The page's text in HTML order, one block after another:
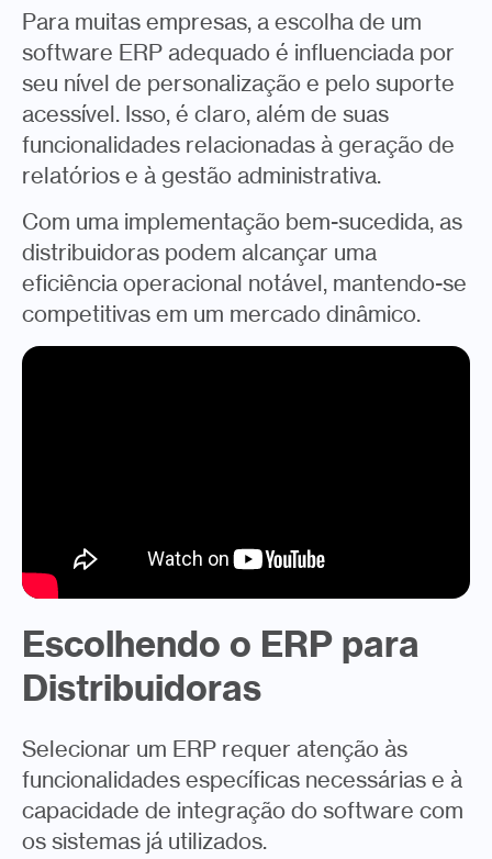
Para muitas empresas, a escolha de um
software ERP adequado é influenciada por
seu nível de personalização e pelo suporte
acessível. Isso, é claro, além de suas
funcionalidades relacionadas à geração de
relatórios e à gestão administrativa.
Com uma implementação bem-sucedida, as
distribuidoras podem alcançar uma
eficiência operacional notável, mantendo-se
competitivas em um mercado dinâmico.
Escolhendo o ERP para
Distribuidoras
Selecionar um ERP requer atenção às
funcionalidades específicas necessárias e à
capacidade de integração do software com
os sistemas já utilizados.